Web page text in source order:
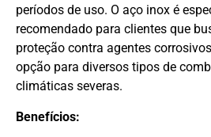
períodos de uso. O aço inox é
recomendado para clientes que
proteção contra agentes
opção para diversos tipos de
climáticas severas.
Benefícios: